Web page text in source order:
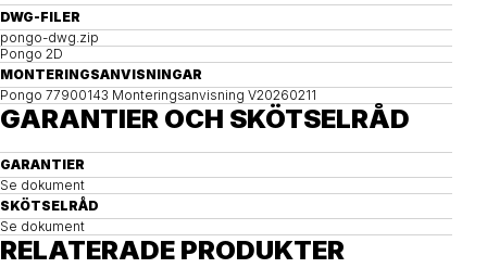
DWG-FILER
pongo-dwg.zip
Pongo 2D
MONTERINGSANVISNINGAR
Pongo 77900143 Monteringsanvisning V20260211
GARANTIER OCH SKÖTSELRÅD
GARANTIER
Se dokument
SKÖTSELRÅD
Se dokument
RELATERADE PRODUKTER